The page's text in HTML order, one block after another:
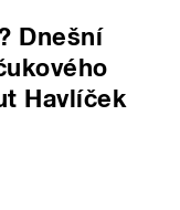
Dnešní
Havlíček